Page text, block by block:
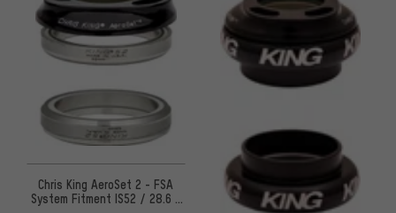
Chris King AeroSet 2 - FSA
System Fitment IS52 / 28.6 -